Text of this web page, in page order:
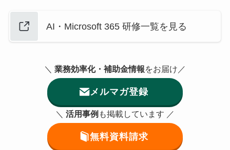
AI・Microsoft 365 研修一覧を見る
＼ 業務効率化・補助金情報をお届け／
メルマガ登録
＼ 活用事例 も掲載しています ／
無料資料請求